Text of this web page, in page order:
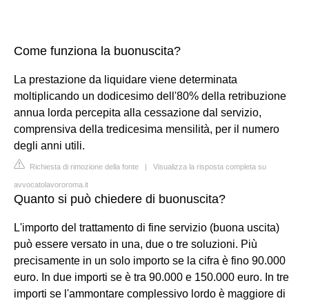
Come funziona la buonuscita?
La prestazione da liquidare viene determinata
moltiplicando un dodicesimo dell'80% della retribuzione
annua lorda percepita alla cessazione dal servizio,
comprensiva della tredicesima mensilità, per il numero
degli anni utili.
Richiesta di rimozione della fonte | Visualizza la risposta completa su
avvocatolavororoma.it
Quanto si può chiedere di buonuscita?
L'importo del trattamento di fine servizio (buona uscita)
può essere versato in una, due o tre soluzioni. Più
precisamente in un solo importo se la cifra è fino 90.000
euro. In due importi se è tra 90.000 e 150.000 euro. In tre
importi se l'ammontare complessivo lordo è maggiore di